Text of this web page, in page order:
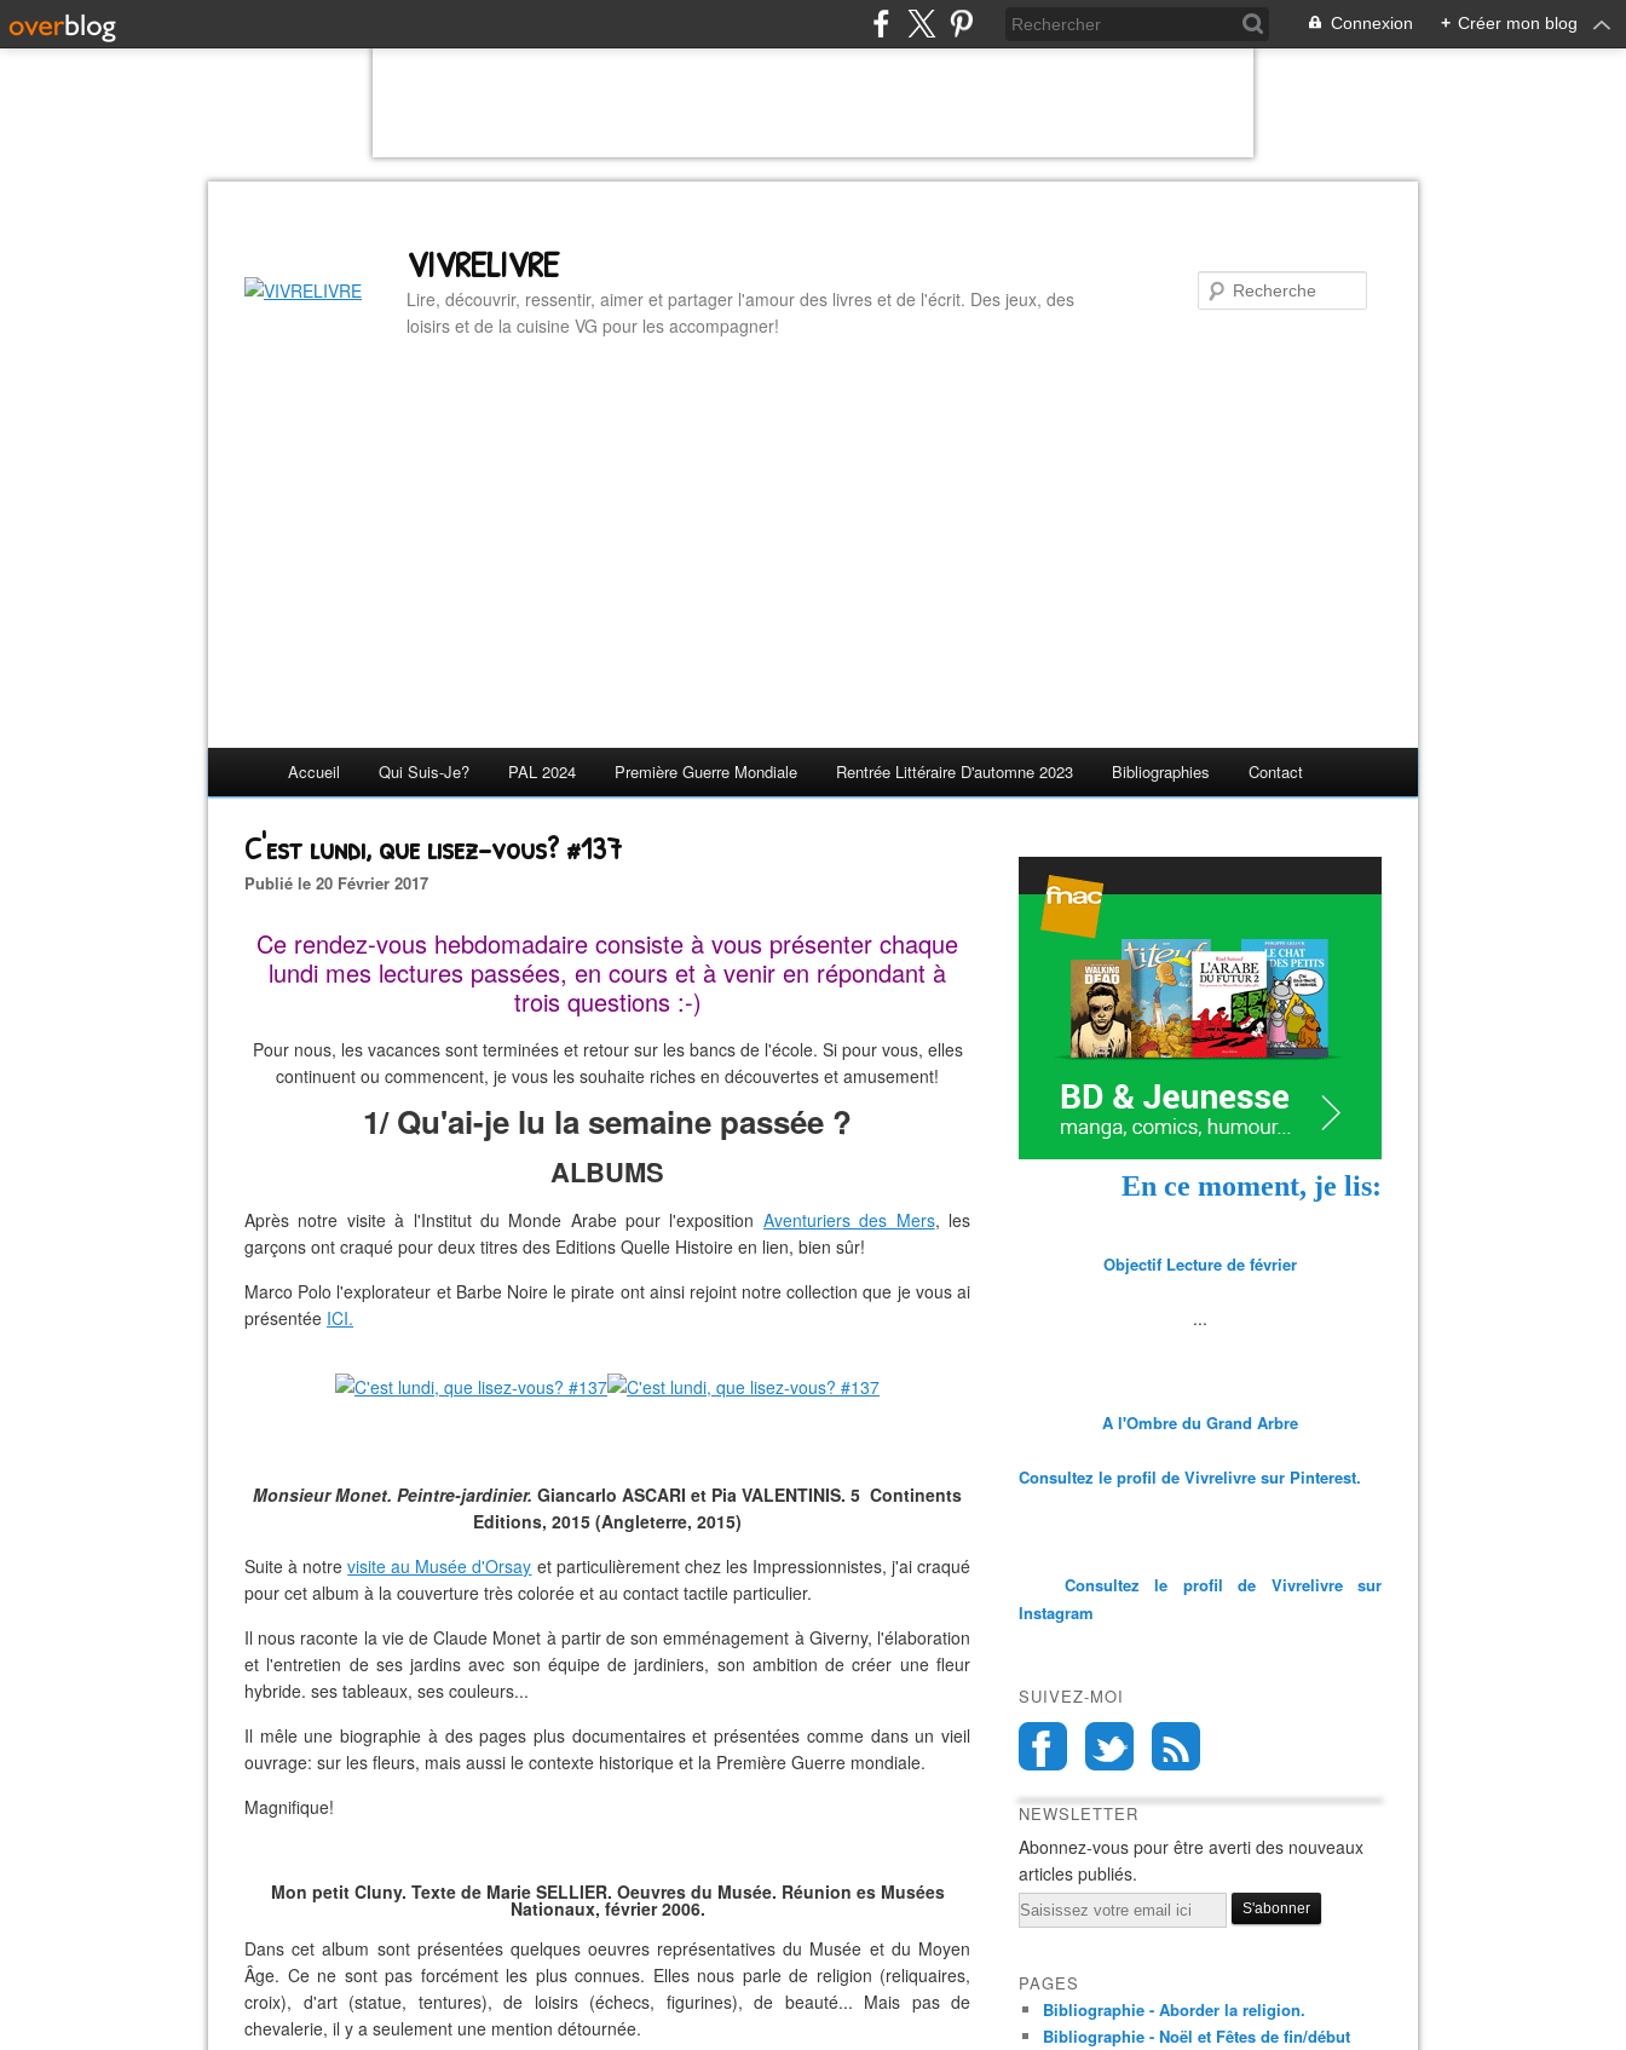
Connexion + Créer mon blog
VIVRELIVRE
Lire, découvrir, ressentir, aimer et partager l'amour des livres et de l'écrit. Des jeux, des
loisirs et de la cuisine VG pour les accompagner!
Accueil Qui Suis-Je? PAL 2024 Première Guerre Mondiale Rentrée Littéraire D'automne 2023 Bibliographies Contact
C'est lundi, que lisez-vous? #137
Publié le 20 Février 2017
Ce rendez-vous hebdomadaire consiste à vous présenter chaque
lundi mes lectures passées, en cours et à venir en répondant à
trois questions :-)
Pour nous, les vacances sont terminées et retour sur les bancs de l'école. Si pour vous, elles
continuent ou commencent, je vous les souhaite riches en découvertes et amusement!
1/ Qu'ai-je lu la semaine passée ?
ALBUMS
Après notre visite à l'Institut du Monde Arabe pour l'exposition Aventuriers des Mers, les
garçons ont craqué pour deux titres des Editions Quelle Histoire en lien, bien sûr!
Marco Polo l'explorateur et Barbe Noire le pirate ont ainsi rejoint notre collection que je vous ai
présentée ICI.
Monsieur Monet. Peintre-jardinier. Giancarlo ASCARI et Pia VALENTINIS. 5 Continents
Editions, 2015 (Angleterre, 2015)
Suite à notrevisite au Musée d'Orsay et particulièrement chez les Impressionnistes, j'ai craqué
pour cet album à la couverture très colorée et au contact tactile particulier.
Il nous raconte la vie de Claude Monet à partir de son emménagement à Giverny, l'élaboration
et l'entretien de ses jardins avec son équipe de jardiniers, son ambition de créer une fleur
hybride. ses tableaux, ses couleurs...
Il mêle une biographie à des pages plus documentaires et présentées comme dans un vieil
ouvrage: sur les fleurs, mais aussi le contexte historique et la Première Guerre mondiale.
Magnifique!
Mon petit Cluny. Texte de Marie SELLIER. Oeuvres du Musée. Réunion es Musées
Nationaux, février 2006.
Dans cet album sont présentées quelques oeuvres représentatives du Musée et du Moyen
Âge. Ce ne sont pas forcément les plus connues. Elles nous parle de religion (reliquaires,
croix), d'art (statue, tentures), de loisirs (échecs, figurines), de beauté... Mais pas de
chevalerie, il y a seulement une mention détournée.
En ce moment, je lis:
Objectif Lecture de février
...
A l'Ombre du Grand Arbre
Consultez le profil de Vivrelivre sur Pinterest.
Consultez le profil de Vivrelivre sur
Instagram
SUIVEZ-MOI
NEWSLETTER
Abonnez-vous pour être averti des nouveaux
articles publiés.
Email
PAGES
Bibliographie - Aborder la religion.
Bibliographie - Noël et Fêtes de fin/début